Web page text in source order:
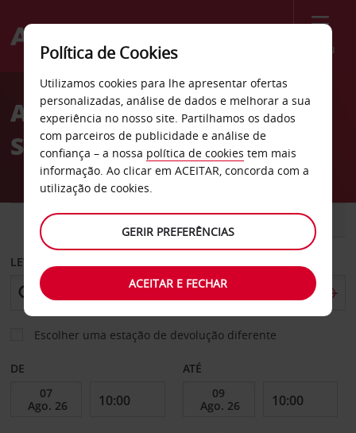
Menu
Welcome
AvisAluguer de carros Chieti
Scalo
CARRO COMERCIAIS
LEVANTAR EM
Escolher uma estação de devolução diferente
DE ATÉ
Política de Cookies
Utilizamos cookies para lhe apresentar ofertas
personalizadas, análise de dados e melhorar a sua
experiência no nosso site. Partilhamos os dados
com parceiros de publicidade e análise de
confiança – a nossa política de cookies tem mais
informação. Ao clicar em ACEITAR, concorda com a
utilização de cookies.
GERIR PREFERÊNCIAS
ACEITAR E FECHAR